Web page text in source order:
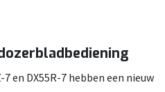
en DX55R-7 hebben een nieuw